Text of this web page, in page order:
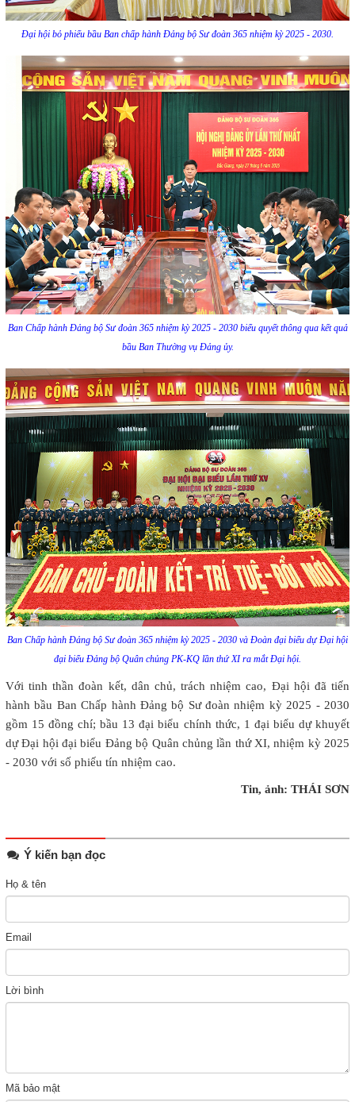
Đại hội bỏ phiếu bầu Ban chấp hành Đảng bộ Sư đoàn 365 nhiệm kỳ 2025 - 2030.
Ban Chấp hành Đảng bộ Sư đoàn 365 nhiệm kỳ 2025 - 2030 biểu quyết thông qua kết quả
bầu Ban Thường vụ Đảng ủy.
Ban Chấp hành Đảng bộ Sư đoàn 365 nhiệm kỳ 2025 - 2030 và Đoàn đại biểu dự Đại hội
đại biểu Đảng bộ Quân chủng PK-KQ lần thứ XI ra mắt Đại hội.
Với tinh thần đoàn kết, dân chủ, trách nhiệm cao, Đại hội đã tiến
hành bầu Ban Chấp hành Đảng bộ Sư đoàn nhiệm kỳ 2025 - 2030
gồm 15 đồng chí; bầu 13 đại biểu chính thức, 1 đại biểu dự khuyết
dự Đại hội đại biểu Đảng bộ Quân chủng lần thứ XI, nhiệm kỳ 2025
- 2030 với số phiếu tín nhiệm cao.
Tin, ảnh: THÁI SƠN
Ý kiến bạn đọc
Họ & tên
Email
Lời bình
Mã bảo mật